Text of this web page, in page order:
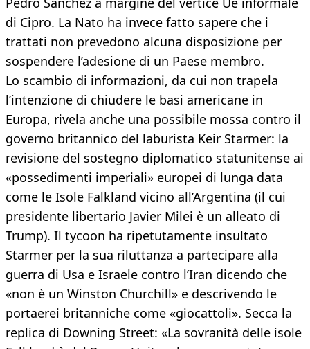
di Cipro. La Nato ha invece fatto sapere che i
trattati non prevedono alcuna disposizione per
sospendere l’adesione di un Paese membro.
Lo scambio di informazioni, da cui non trapela
l’intenzione di chiudere le basi americane in
Europa, rivela anche una possibile mossa contro il
governo britannico del laburista Keir Starmer: la
revisione del sostegno diplomatico statunitense ai
«possedimenti imperiali» europei di lunga data
come le Isole Falkland vicino all’Argentina (il cui
presidente libertario Javier Milei è un alleato di
Trump). Il tycoon ha ripetutamente insultato
Starmer per la sua riluttanza a partecipare alla
guerra di Usa e Israele contro l’Iran dicendo che
«non è un Winston Churchill» e descrivendo le
portaerei britanniche come «giocattoli». Secca la
replica di Downing Street: «La sovranità delle isole